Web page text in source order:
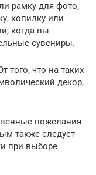
рамку для фото,
копилку или
когда вы
сувениры.
того, что на таких
декор,
пожелания
также следует
при выборе